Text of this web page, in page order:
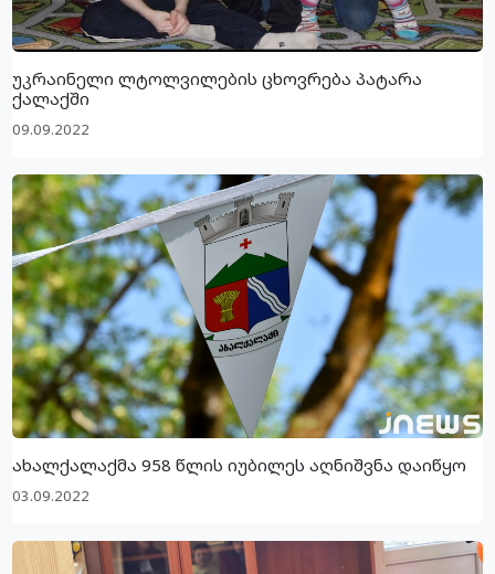
უკრაინელი ლტოლვილების ცხოვრება პატარა
ქალაქში
09.09.2022
ახალქალაქმა 958 წლის იუბილეს აღნიშვნა დაიწყო
03.09.2022